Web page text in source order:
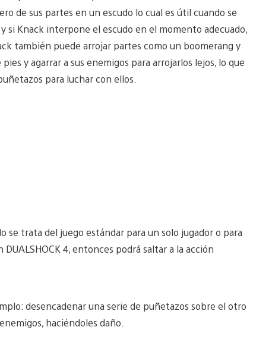
de sus partes en un escudo lo cual es útil cuando se
si Knack interpone el escudo en el momento adecuado,
también puede arrojar partes como un boomerang y
y agarrar a sus enemigos para arrojarlos lejos, lo que
para luchar con ellos.
se trata del juego estándar para un solo jugador o para
4, entonces podrá saltar a la acción
desencadenar una serie de puñetazos sobre el otro
haciéndoles daño.